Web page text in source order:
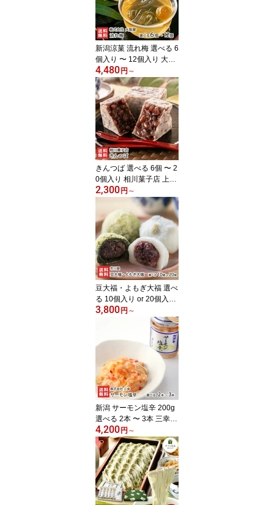
不可
新潟涼菓 流れ梅 選べる 6
個入り 〜 12個入り 大阪
屋 国産の梅果汁 くずき
り風のゼリー 和菓子 老
舗 新潟県 生産者直送 お
取り寄せ ギフト プレゼ
ント 贈り物 送料無料
4,480 円 ～
きんつば 選べる 6個 〜 2
0個入り 相川菓子店 上越
市高田 金鍔 薄皮 北海道
産小豆 自家製 粒餡 つぶ
あん 絶品 お取り寄せグ
ルメ お茶うけ まるどり
っ!UP 新潟県 生産者直送
お取り寄せ ギフト プレ
ゼント 贈り物 送料無料
お中元
2,300 円 ～
豆大福・よもぎ大福 選べ
る 10個入り or 20個入り
市川屋 和菓子 新潟県産
こがねもち 北海道産小豆
つぶあん 国産青豆 笹川
流れの塩 村上市岩船産ヨ
モギ だいふく スイーツ
新潟県 生産者直送 お取
り寄せ ギフト プレゼン
ト 贈り物
3,800 円 ～
新潟 サーモン塩辛 200g
選べる 2本 〜 3本 三幸
シューイチで紹介 鮭 い
くら 海鮮漬物 鮭の塩辛
株式会社 三幸 新潟県 生
産者直送 お取り寄せ ギ
フト プレゼント 贈り物
代金引換決済不可
4,200 円 ～